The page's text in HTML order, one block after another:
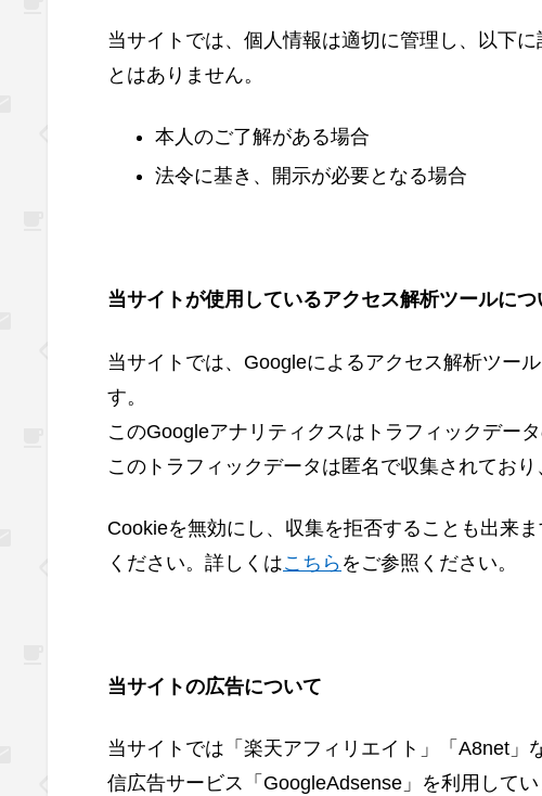
当サイトでは、個人情報は適切に管理し、以下
とはありません。
本人のご了解がある場合
法令に基き、開示が必要となる場合
当サイトが使用しているアクセス解析ツールにつ
当サイトでは、Googleによるアクセス解析ツー
す。
このGoogleアナリティクスはトラフィックデー
このトラフィックデータは匿名で収集されてお
Cookieを無効にし、収集を拒否することも出来
ください。詳しくはこちら をご参照ください。
当サイトの広告について
当サイトでは「楽天アフィリエイト」「A8net
信広告サービス「GoogleAdsense」を利用してい